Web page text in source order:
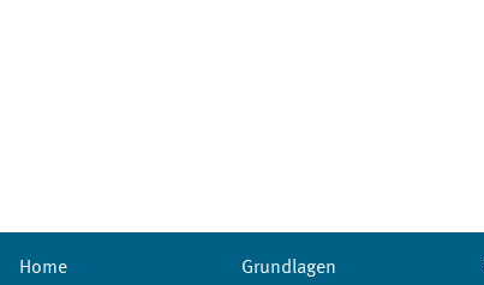
Home Grundlagen